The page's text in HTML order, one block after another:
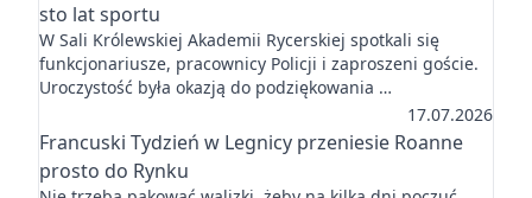
sto lat sportu
W Sali Królewskiej Akademii Rycerskiej spotkali się
funkcjonariusze, pracownicy Policji i zaproszeni goście.
Uroczystość była okazją do podziękowania …
17.07.2026
Francuski Tydzień w Legnicy przeniesie Roanne
prosto do Rynku